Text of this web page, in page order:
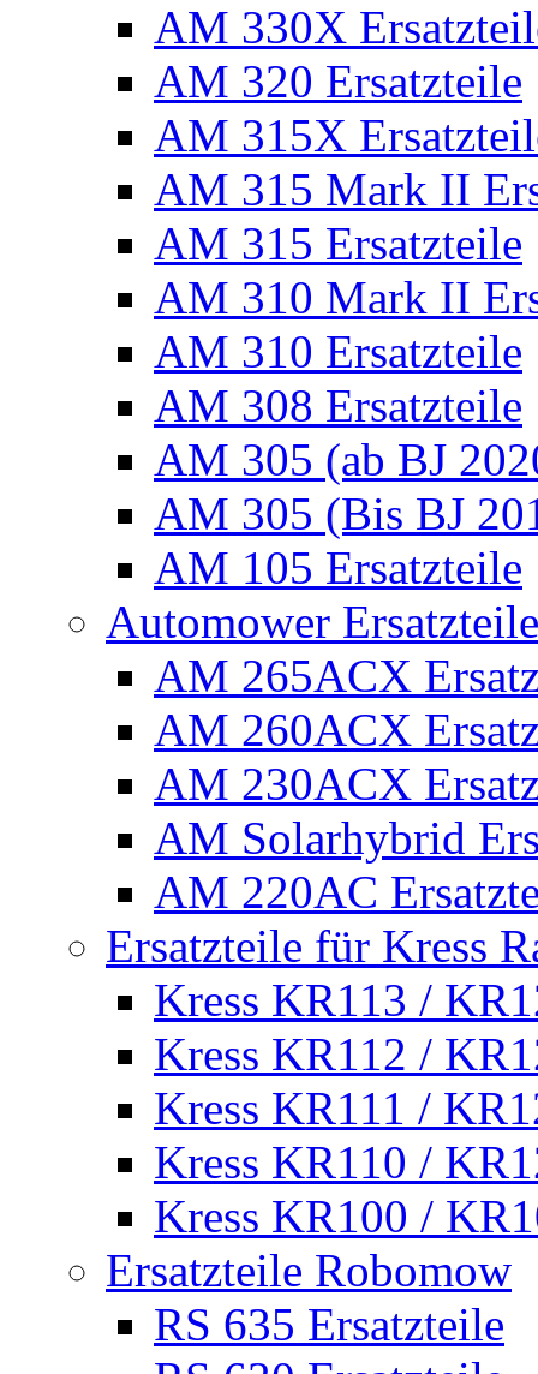
AM 330X
AM 320 Ersatzteile
AM 315X
AM 315 Mark II
AM 315 Ersatzteile
AM 310 Mark II
AM 310 Ersatzteile
AM 308 Ersatzteile
AM 305 (ab BJ
AM 305 (Bis BJ
AM 105 Ersatzteile
Automower
AM 265ACX
AM 260ACX
AM 230ACX
AM Solarhybrid
AM 220AC
Ersatzteile für Kress
Kress KR113 /
Kress KR112 /
Kress KR111 /
Kress KR110 /
Kress KR100 /
Ersatzteile Robomow
RS 635 Ersatzteile